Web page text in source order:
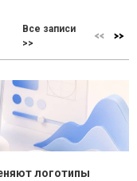
Все записи
>>
логотипы